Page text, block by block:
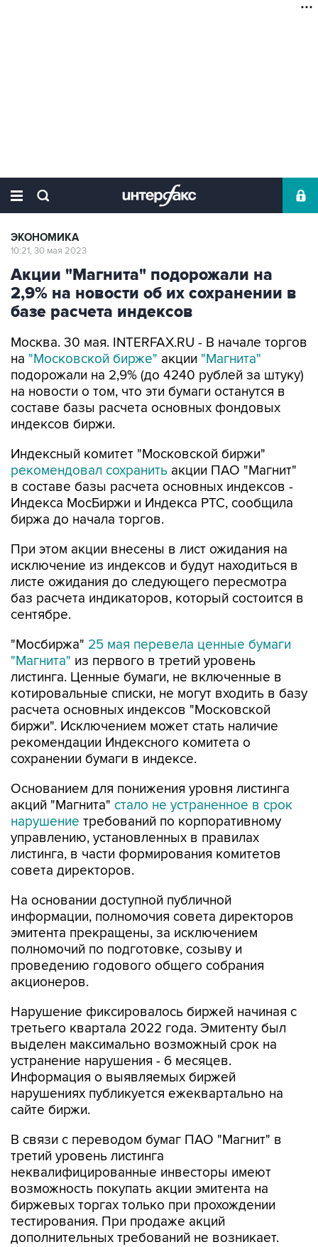
ЭКОНОМИКА
10:21, 30 мая 2023
Акции "Магнита" подорожали на
2,9% на новости об их сохранении в
базе расчета индексов
Москва. 30 мая. INTERFAX.RU - В начале торгов
на "Московской бирже" акции "Магнита"
подорожали на 2,9% (до 4240 рублей за штуку)
на новости о том, что эти бумаги останутся в
составе базы расчета основных фондовых
индексов биржи.
Индексный комитет "Московской биржи"
рекомендовал сохранить акции ПАО "Магнит"
в составе базы расчета основных индексов -
Индекса МосБиржи и Индекса РТС, сообщила
биржа до начала торгов.
При этом акции внесены в лист ожидания на
исключение из индексов и будут находиться в
листе ожидания до следующего пересмотра
баз расчета индикаторов, который состоится в
сентябре.
"Мосбиржа" 25 мая перевела ценные бумаги
"Магнита" из первого в третий уровень
листинга. Ценные бумаги, не включенные в
котировальные списки, не могут входить в базу
расчета основных индексов "Московской
биржи". Исключением может стать наличие
рекомендации Индексного комитета о
сохранении бумаги в индексе.
Основанием для понижения уровня листинга
акций "Магнита" стало не устраненное в срок
нарушение требований по корпоративному
управлению, установленных в правилах
листинга, в части формирования комитетов
совета директоров.
На основании доступной публичной
информации, полномочия совета директоров
эмитента прекращены, за исключением
полномочий по подготовке, созыву и
проведению годового общего собрания
акционеров.
Нарушение фиксировалось биржей начиная с
третьего квартала 2022 года. Эмитенту был
выделен максимально возможный срок на
устранение нарушения - 6 месяцев.
Информация о выявляемых биржей
нарушениях публикуется ежеквартально на
сайте биржи.
В связи с переводом бумаг ПАО "Магнит" в
третий уровень листинга
неквалифицированные инвесторы имеют
возможность покупать акции эмитента на
биржевых торгах только при прохождении
тестирования. При продаже акций
дополнительных требований не возникает.